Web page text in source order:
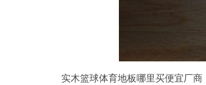
实木篮球体育地板哪里买便宜厂商